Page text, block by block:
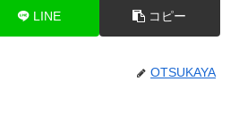
LINE コピー
OTSUKAYA